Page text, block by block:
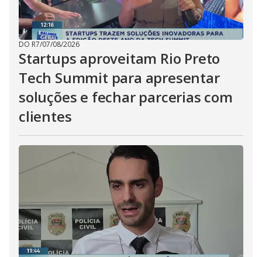
DO R7/07/08/2026
Startups aproveitam Rio Preto
Tech Summit para apresentar
soluções e fechar parcerias com
clientes